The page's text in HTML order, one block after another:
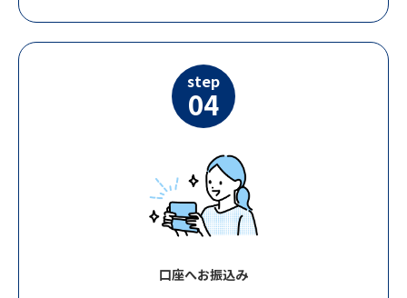
step
04
口座へお振込み